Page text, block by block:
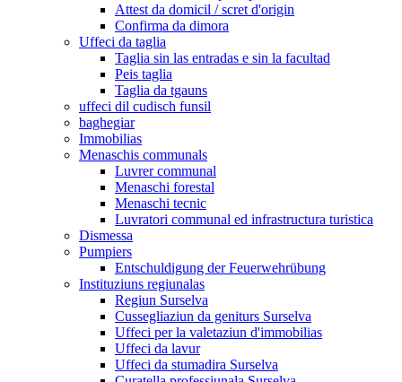
Attest da domicil / scret d'origin
Confirma da dimora
Uffeci da taglia
Taglia sin las entradas e sin la facultad
Peis taglia
Taglia da tgauns
uffeci dil cudisch funsil
baghegiar
Immobilias
Menaschis communals
Luvrer communal
Menaschi forestal
Menaschi tecnic
Luvratori communal ed infrastructura turistica
Dismessa
Pumpiers
Entschuldigung der Feuerwehrübung
Instituziuns regiunalas
Regiun Surselva
Cussegliaziun da geniturs Surselva
Uffeci per la valetaziun d'immobilias
Uffeci da lavur
Uffeci da stumadira Surselva